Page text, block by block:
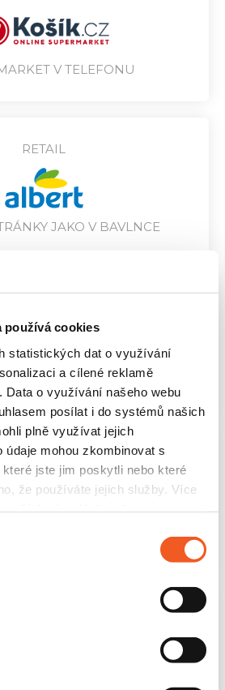
používá cookies
statistických dat o využívání
a cílené reklamě
Data o využívání našeho webu
posílat i do systémů našich
plně využívat jejich
údaje mohou zkombinovat s
jste jim poskytli nebo které
že používáte jejich služby. Více
V TELEFONU
RETAIL
JAKO V BAVLNCE
EKOSYSTÉM
A FINANČNÍ SLUŽBY